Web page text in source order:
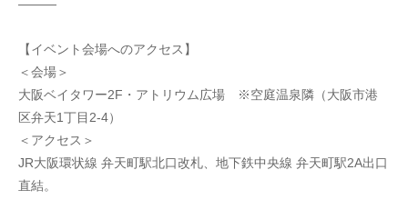
———
【イベント会場へのアクセス】
＜会場＞
大阪ベイタワー2F・アトリウム広場　※空庭温泉隣（大阪市港
区弁天1丁目2-4）
＜アクセス＞
JR大阪環状線 弁天町駅北口改札、地下鉄中央線 弁天町駅2A出口
直結。